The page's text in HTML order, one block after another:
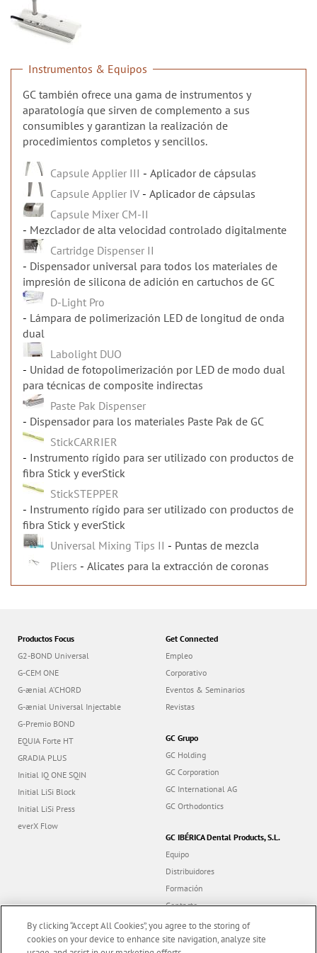
Instrumentos & Equipos
GC también ofrece una gama de instrumentos y
aparatología que sirven de complemento a sus
consumibles y garantizan la realización de
procedimientos completos y sencillos.
Capsule Applier III
Aplicador de cápsulas
Capsule Applier IV
Aplicador de cápsulas
Capsule Mixer CM-II
Mezclador de alta velocidad controlado digitalmente
Cartridge Dispenser II
Dispensador universal para todos los materiales de
impresión de silicona de adición en cartuchos de GC
D-Light Pro
Lámpara de polimerización LED de longitud de onda
dual
Labolight DUO
Unidad de fotopolimerización por LED de modo dual
para técnicas de composite indirectas
Paste Pak Dispenser
Dispensador para los materiales Paste Pak de GC
StickCARRIER
Instrumento rígido para ser utilizado con productos de
fibra Stick y everStick
StickSTEPPER
Instrumento rígido para ser utilizado con productos de
fibra Stick y everStick
Universal Mixing Tips II
Puntas de mezcla
Pliers
Alicates para la extracción de coronas
Productos Focus
G2-BOND Universal
G-CEM ONE
G-ænial A’CHORD
G-ænial Universal Injectable
G-Premio BOND
EQUIA Forte HT
GRADIA PLUS
Initial IQ ONE SQIN
Initial LiSi Block
Initial LiSi Press
everX Flow
Get Connected
Empleo
Corporativo
Eventos & Seminarios
Revistas
GC Grupo
GC Holding
GC Corporation
GC International AG
GC Orthodontics
GC IBÉRICA Dental Products, S.L.
Equipo
Distribuidores
Formación
Contacto
Dealer portal
By clicking “Accept All Cookies”, you agree to the storing of
cookies on your device to enhance site navigation, analyze site